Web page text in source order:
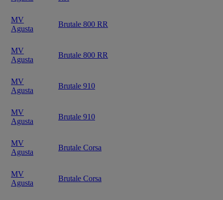
MV
Agusta
Brutale 800 RR
MV
Agusta
Brutale 800 RR
MV
Agusta
Brutale 910
MV
Agusta
Brutale 910
MV
Agusta
Brutale Corsa
MV
Agusta
Brutale Corsa